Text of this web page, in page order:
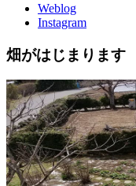
Weblog
Instagram
畑がはじまります